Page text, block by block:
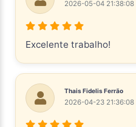
2026-05-04 21:38:08
Excelente trabalho!
Thais Fidelis Ferrão
2026-04-23 21:36:08